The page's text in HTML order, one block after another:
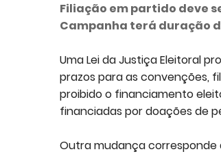
Filiação em partido deve
Campanha terá duração
Uma Lei da Justiça Eleitoral
prazos para as convenções,
proibido o financiamento
financiadas por doações de
Outra mudança corresponde